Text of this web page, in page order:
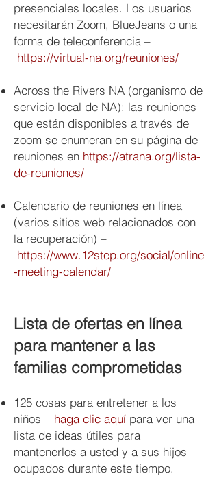
presenciales locales. Los usuarios
necesitarán Zoom, BlueJeans o una
forma de teleconferencia –
https://virtual-na.org/reuniones/
Across the Rivers NA (organismo de
servicio local de NA): las reuniones
que están disponibles a través de
zoom se enumeran en su página de
reuniones en https://atrana.org/lista-
de-reuniones/
Calendario de reuniones en línea
(varios sitios web relacionados con
la recuperación) –
https://www.12step.org/social/online
-meeting-calendar/
Lista de ofertas en línea
para mantener a las
familias comprometidas
125 cosas para entretener a los
niños – haga clic aquí para ver una
lista de ideas útiles para
mantenerlos a usted y a sus hijos
ocupados durante este tiempo.